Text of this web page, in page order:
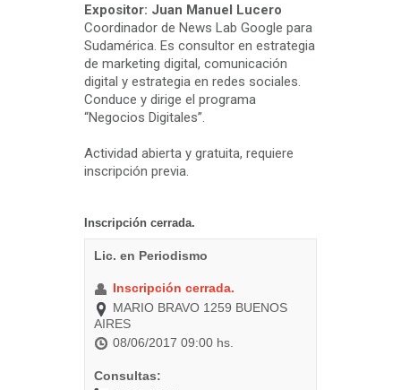
Expositor: Juan Manuel Lucero
Coordinador de News Lab Google para
Sudamérica. Es consultor en estrategia
de marketing digital, comunicación
digital y estrategia en redes sociales.
Conduce y dirige el programa
“Negocios Digitales”.
Actividad abierta y gratuita, requiere
inscripción previa.